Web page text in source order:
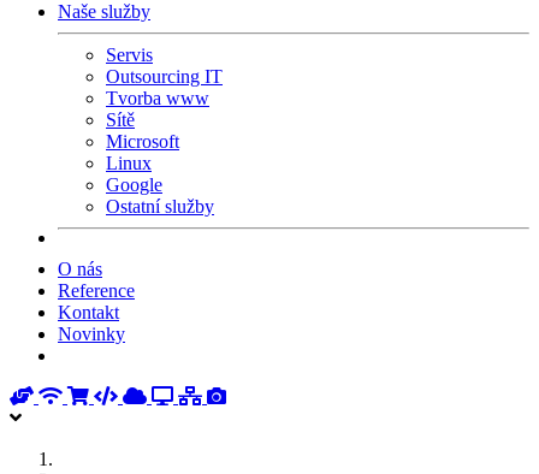
Naše služby
Servis
Outsourcing IT
Tvorba www
Sítě
Microsoft
Linux
Google
Ostatní služby
O nás
Reference
Kontakt
Novinky